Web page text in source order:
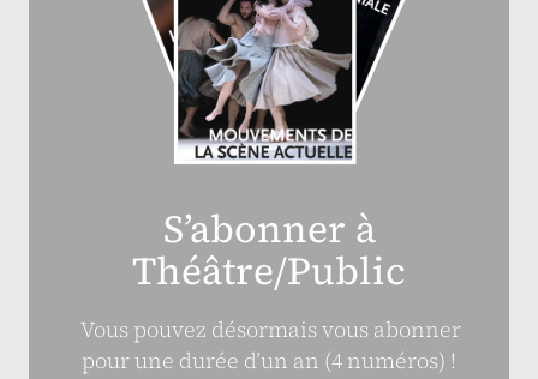
S’abonner à
Théâtre/Public
Vous pouvez désormais vous abonner
pour une durée d’un an (4 numéros) !